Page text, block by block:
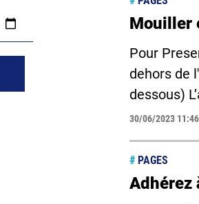
Mouiller
Pour
dehors de
dessous)
30/06/2023 11:46
# PAGES
Adhérez